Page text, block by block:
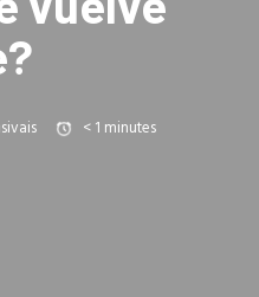
< 1 minutes